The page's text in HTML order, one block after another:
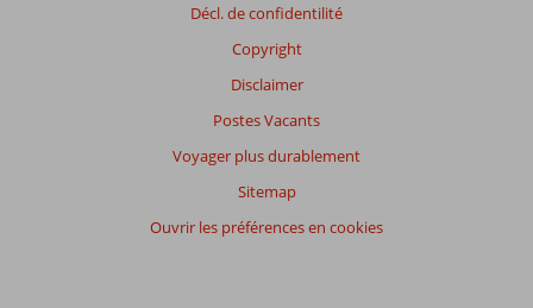
Décl. de confidentilité
Copyright
Disclaimer
Postes Vacants
Voyager plus durablement
Sitemap
Ouvrir les préférences en cookies